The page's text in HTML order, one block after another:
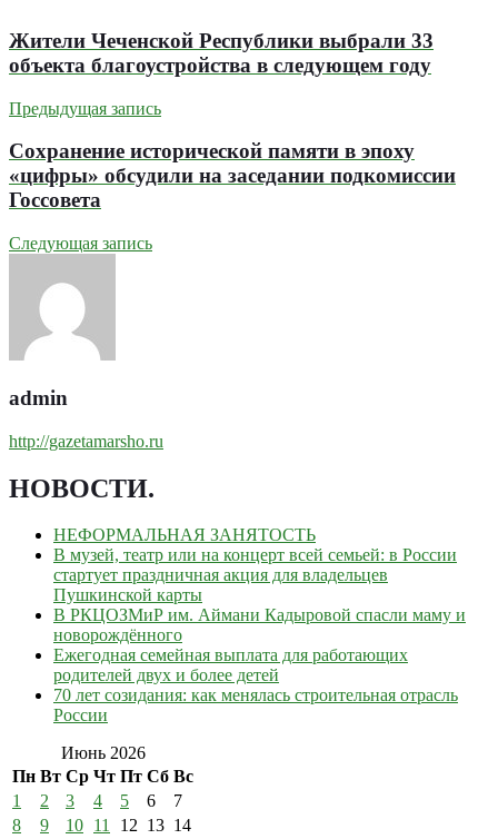
Жители Чеченской Республики выбрали 33
объекта благоустройства в следующем году
Предыдущая запись
Сохранение исторической памяти в эпоху
«цифры» обсудили на заседании подкомиссии
Госсовета
Следующая запись
admin
http://gazetamarsho.ru
НОВОСТИ.
НЕФОРМАЛЬНАЯ ЗАНЯТОСТЬ
В музей, театр или на концерт всей семьей: в России
стартует праздничная акция для владельцев
Пушкинской карты
В РКЦОЗМиР им. Аймани Кадыровой спасли маму и
новорождённого
Ежегодная семейная выплата для работающих
родителей двух и более детей
70 лет созидания: как менялась строительная отрасль
России
Июнь 2026
Пн Вт Ср Чт Пт Сб Вс
1
2 3 4 5 6
7
8
9 10 11 12 13 14